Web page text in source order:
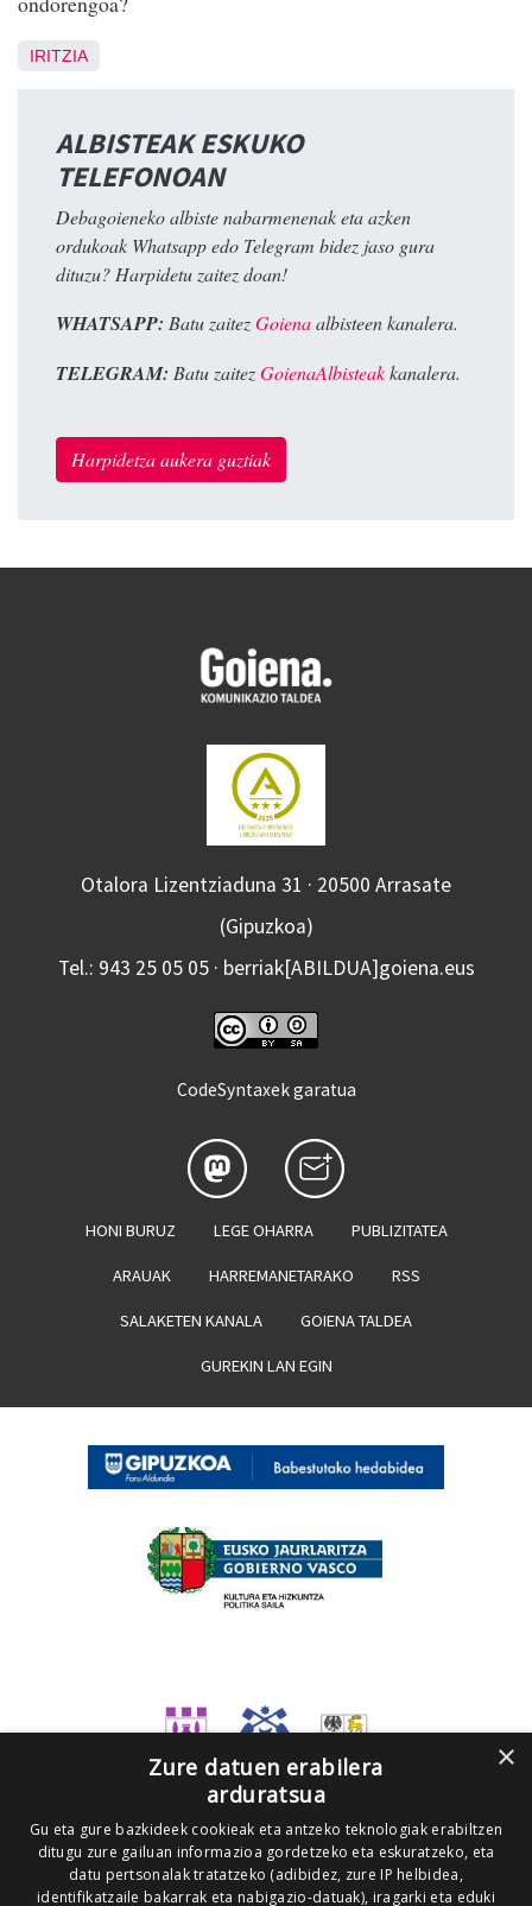
IRITZIA
ALBISTEAK ESKUKO
TELEFONOAN
Debagoieneko albiste nabarmenenak eta azken
ordukoak Whatsapp edo Telegram bidez jaso gura
dituzu? Harpidetu zaitez doan!
WHATSAPP: Batu zaitezGoienaalbisteen kanalera.
TELEGRAM: Batu zaitezGoienaAlbisteakkanalera.
Harpidetza aukera guztiak
Otalora Lizentziaduna 31 · 20500 Arrasate
(Gipuzkoa)
Tel.: 943 25 05 05 · berriak[ABILDUA]goiena.eus
CodeSyntaxek garatua
HONI BURUZ LEGE OHARRA PUBLIZITATEA
ARAUAK HARREMANETARAKO RSS
SALAKETEN KANALA GOIENA TALDEA
GUREKIN LAN EGIN
×
Zure datuen erabilera
arduratsua
Gu eta gure bazkideek cookieak eta antzeko teknologiak erabiltzen
ditugu zure gailuan informazioa gordetzeko eta eskuratzeko, eta
datu pertsonalak tratatzeko (adibidez, zure IP helbidea,
identifikatzaile bakarrak eta nabigazio-datuak), iragarki eta eduki